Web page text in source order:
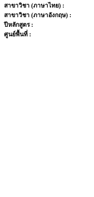
สาขาวิชา (ภาษาไทย) :
สาขาวิชา (ภาษาอังกฤษ) :
ปีหลักสูตร :
ศูนย์พื้นที่ :